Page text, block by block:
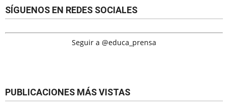
SÍGUENOS EN REDES SOCIALES
Seguir a @educa_prensa
PUBLICACIONES MÁS VISTAS